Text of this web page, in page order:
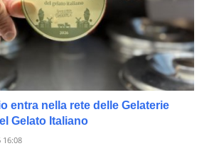
entra nella rete delle Gelaterie
Gelato Italiano
16:08